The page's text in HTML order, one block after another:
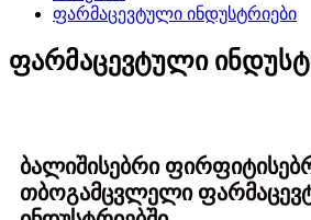
ფარმაცევტული ინდუსტრიები
ფარმაცევტული
ბალიშისებრი
თბოგამცვლელი